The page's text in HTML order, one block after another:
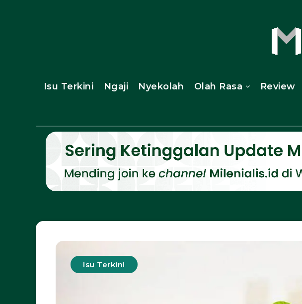
Isu Terkini Ngaji Nyekolah Olah Rasa Review
Isu Terkini